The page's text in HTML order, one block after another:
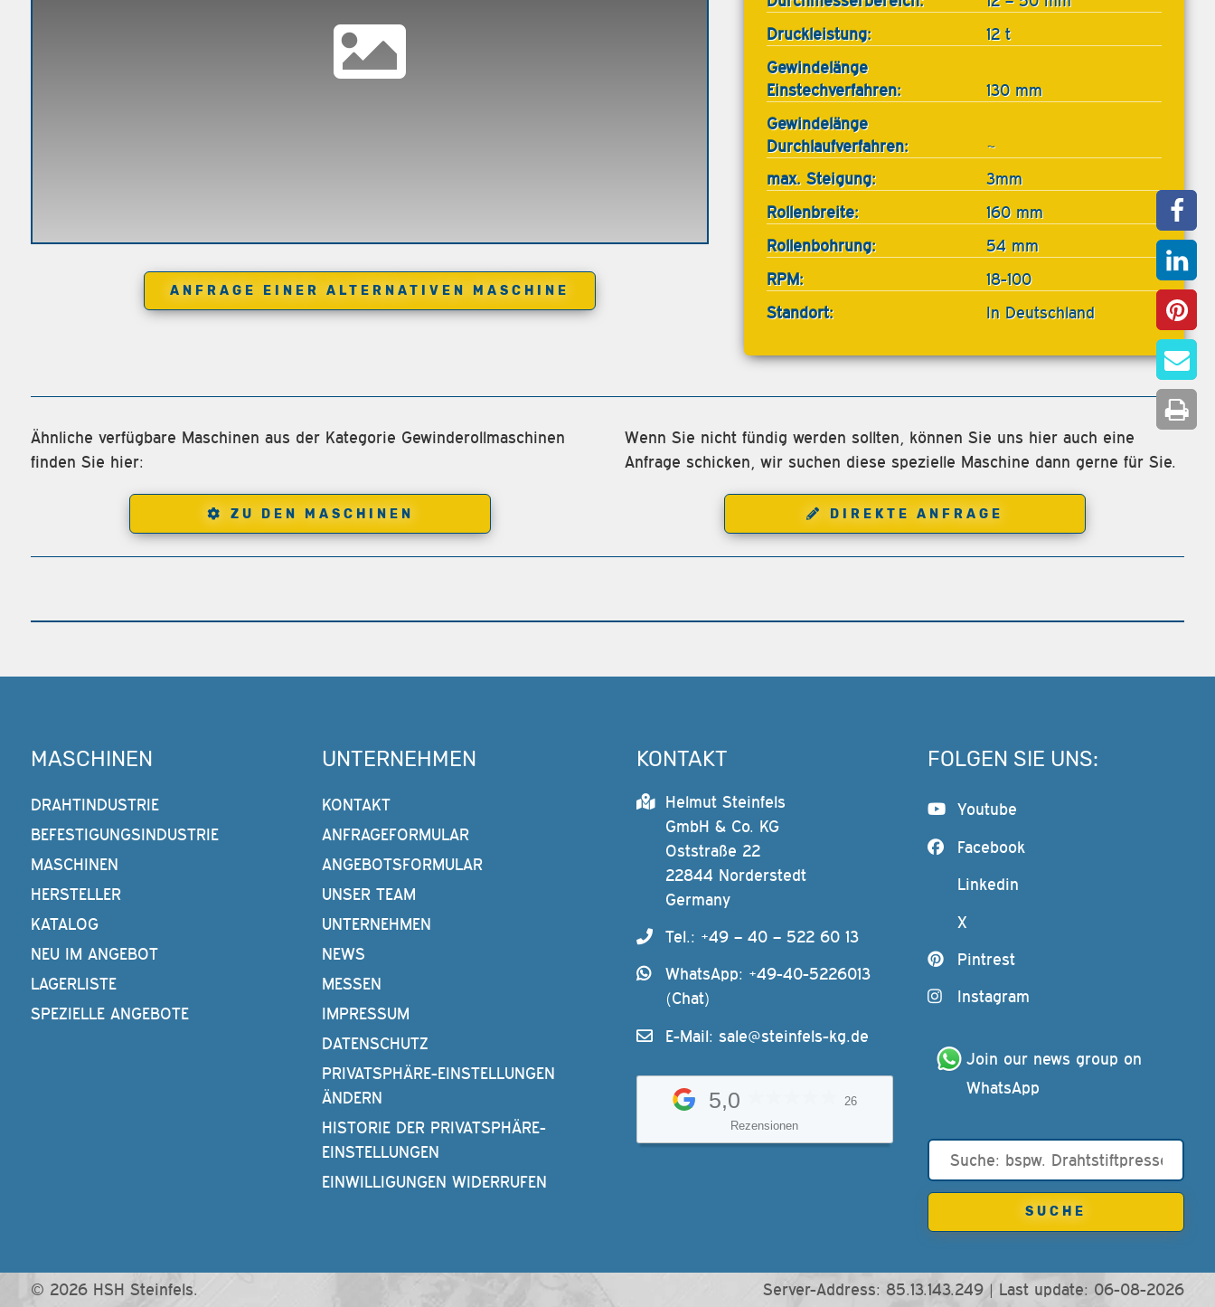
ANFRAGE EINER ALTERNATIVEN MASCHINE
Druckleistung:
12 t
Gewindelänge
Einstechverfahren:
130 mm
Gewindelänge
Durchlaufverfahren:
~
max. Steigung:
3mm
Rollenbreite:
160 mm
Rollenbohrung:
54 mm
RPM:
18-100
Standort:
In Deutschland
Ähnliche verfügbare Maschinen aus der Kategorie Gewinderollmaschinen
finden Sie hier:
ZU DEN MASCHINEN
Wenn Sie nicht fündig werden sollten, können Sie uns hier auch eine
Anfrage schicken, wir suchen diese spezielle Maschine dann gerne für Sie.
DIREKTE ANFRAGE
MASCHINEN
DRAHTINDUSTRIE
BEFESTIGUNGSINDUSTRIE
MASCHINEN
HERSTELLER
KATALOG
NEU IM ANGEBOT
LAGERLISTE
SPEZIELLE ANGEBOTE
UNTERNEHMEN
KONTAKT
ANFRAGEFORMULAR
ANGEBOTSFORMULAR
UNSER TEAM
UNTERNEHMEN
NEWS
MESSEN
IMPRESSUM
DATENSCHUTZ
PRIVATSPHÄRE-EINSTELLUNGEN
ÄNDERN
HISTORIE DER PRIVATSPHÄRE-
EINSTELLUNGEN
EINWILLIGUNGEN WIDERRUFEN
KONTAKT
Helmut Steinfels
GmbH & Co. KG
Oststraße 22
22844 Norderstedt
Germany
Tel.: +49 – 40 – 522 60 13
WhatsApp: +49-40-5226013
(Chat)
E-Mail:sale@steinfels-kg.de
5,0
26
Rezensionen
FOLGEN SIE UNS:
Youtube
Facebook
Linkedin
X
Pintrest
Instagram
Join our news group on
WhatsApp
© 2026 HSH Steinfels. Server-Address: 85.13.143.249 | Last update: 06-08-2026